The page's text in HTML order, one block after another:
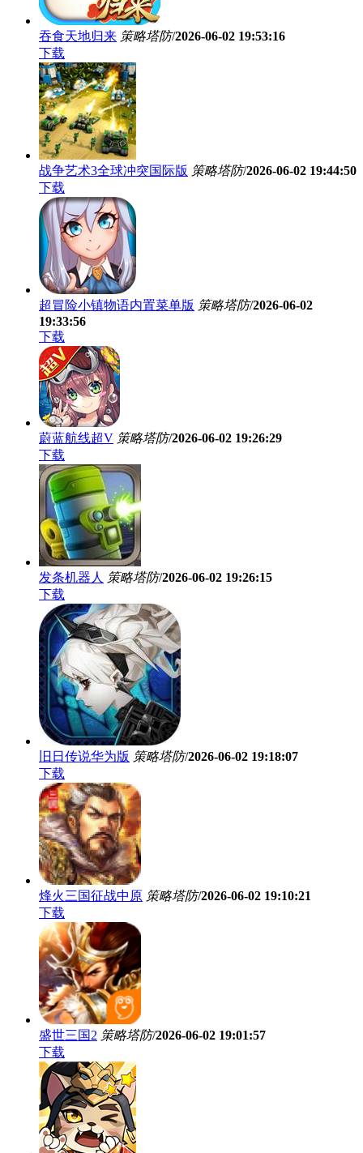
吞食天地归来 策略塔防/2026-06-02 19:53:16
下载
战争艺术3全球冲突国际版 策略塔防/2026-06-02 19:44:50
下载
超冒险小镇物语内置菜单版 策略塔防/2026-06-02
19:33:56
下载
蔚蓝航线超V 策略塔防/2026-06-02 19:26:29
下载
发条机器人 策略塔防/2026-06-02 19:26:15
下载
旧日传说华为版 策略塔防/2026-06-02 19:18:07
下载
烽火三国征战中原 策略塔防/2026-06-02 19:10:21
下载
盛世三国2 策略塔防/2026-06-02 19:01:57
下载